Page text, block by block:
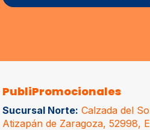
PubliPromocionales
Sucursal Norte: Calzada del
Atizapán de Zaragoza, 52998,